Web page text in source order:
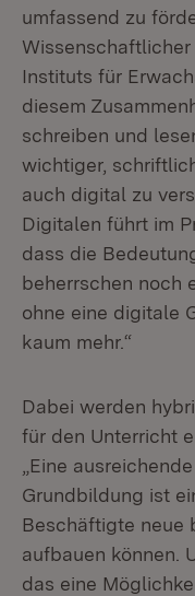
umfassend zu
Instituts für
diesem
schreiben und
wichtiger,
auch digital zu
Digitalen führt im
dass die
beherrschen noch
ohne eine digitale
kaum mehr.“
Dabei werden
für den Unterricht
„Eine
Grundbildung ist
Beschäftigte neue
aufbauen können.
das eine